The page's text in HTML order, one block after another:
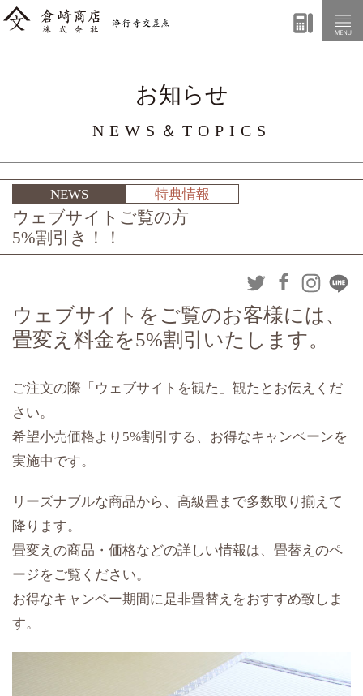
お知らせ
NEWS＆TOPICS
NEWS 特典情報
ウェブサイトご覧の方
5%割引き！！
ウェブサイトをご覧のお客様には、
畳変え料金を5%割引いたします。
ご注文の際「ウェブサイトを観た」観たとお伝えくだ
さい。
希望小売価格より5%割引する、お得なキャンペーンを
実施中です。
リーズナブルな商品から、高級畳まで多数取り揃えて
降ります。
畳変えの商品・価格などの詳しい情報は、畳替えのペ
ージをご覧ください。
お得なキャンペー期間に是非畳替えをおすすめ致しま
す。